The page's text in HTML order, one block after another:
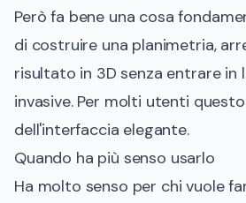
Però fa bene una cosa
di costruire una planimetria,
risultato in 3D senza entrare in
invasive. Per molti utenti
dell'interfaccia elegante.
Quando ha più senso usarlo
Ha molto senso per chi vuole